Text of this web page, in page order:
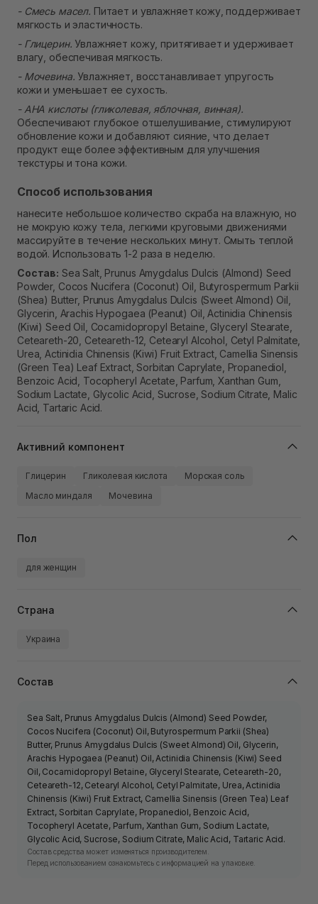
- Смесь масел. Питает и увлажняет кожу, поддерживает
мягкость и эластичность.
- Глицерин. Увлажняет кожу, притягивает и удерживает
влагу, обеспечивая мягкость.
- Мочевина. Увлажняет, восстанавливает упругость
кожи и уменьшает ее сухость.
- AHA кислоты (гликолевая, яблочная, винная).
Обеспечивают глубокое отшелушивание, стимулируют
обновление кожи и добавляют сияние, что делает
продукт еще более эффективным для улучшения
текстуры и тона кожи.
Способ использования
нанесите небольшое количество скраба на влажную, но
не мокрую кожу тела, легкими круговыми движениями
массируйте в течение нескольких минут. Смыть теплой
водой. Использовать 1-2 раза в неделю.
Состав: Sea Salt, Prunus Amygdalus Dulcis (Almond) Seed
Powder, Cocos Nucifera (Coconut) Oil, Butyrospermum Parkii
(Shea) Butter, Prunus Amygdalus Dulcis (Sweet Almond) Oil,
Glycerin, Arachis Hypogaea (Peanut) Oil, Actinidia Chinensis
(Kiwi) Seed Oil, Cocamidopropyl Betaine, Glyceryl Stearate,
Ceteareth-20, Ceteareth-12, Cetearyl Alcohol, Cetyl Palmitate,
Urea, Actinidia Chinensis (Kiwi) Fruit Extract, Camellia Sinensis
(Green Tea) Leaf Extract, Sorbitan Caprylate, Propanediol,
Benzoic Acid, Tocopheryl Acetate, Parfum, Xanthan Gum,
Sodium Lactate, Glycolic Acid, Sucrose, Sodium Citrate, Malic
Acid, Tartaric Acid.
Активний компонент
Глицерин Гликолевая кислота
Морская соль
Масло миндаля
Мочевина
Пол
для женщин
Страна
Украина
Состав
Sea Salt, Prunus Amygdalus Dulcis (Almond) Seed Powder,
Cocos Nucifera (Coconut) Oil, Butyrospermum Parkii (Shea)
Butter, Prunus Amygdalus Dulcis (Sweet Almond) Oil, Glycerin,
Arachis Hypogaea (Peanut) Oil, Actinidia Chinensis (Kiwi) Seed
Oil, Cocamidopropyl Betaine, Glyceryl Stearate, Ceteareth-20,
Ceteareth-12, Cetearyl Alcohol, Cetyl Palmitate, Urea, Actinidia
Chinensis (Kiwi) Fruit Extract, Camellia Sinensis (Green Tea) Leaf
Extract, Sorbitan Caprylate, Propanediol, Benzoic Acid,
Tocopheryl Acetate, Parfum, Xanthan Gum, Sodium Lactate,
Glycolic Acid, Sucrose, Sodium Citrate, Malic Acid, Tartaric Acid.
Состав средства может изменяться производителем.
Перед использованием ознакомьтесь с информацией на упаковке.